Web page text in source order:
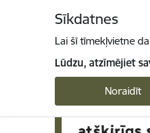
Sīkdatnes
Lai šī tīmekļvietne
Lūdzu, atzīmējiet
Noraidīt